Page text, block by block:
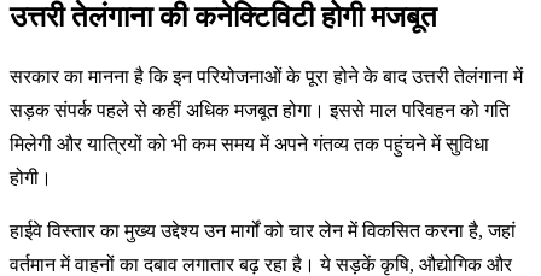
उत्तरी तेलंगाना की कनेक्टिविटी होगी मजबूत
सरकार का मानना है कि इन परियोजनाओं के पूरा होने के बाद उत्तरी तेलंगाना में
सड़क संपर्क पहले से कहीं अधिक मजबूत होगा। इससे माल परिवहन को गति
मिलेगी और यात्रियों को भी कम समय में अपने गंतव्य तक पहुंचने में सुविधा
होगी।
हाईवे विस्तार का मुख्य उद्देश्य उन मार्गों को चार लेन में विकसित करना है, जहां
वर्तमान में वाहनों का दबाव लगातार बढ़ रहा है। ये सड़कें कृषि, औद्योगिक और